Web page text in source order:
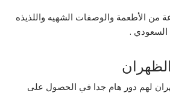
الأطعمة والوصفات الشهيه واللذيذه
السعودي .
لهم دور هام جدا في الحصول على